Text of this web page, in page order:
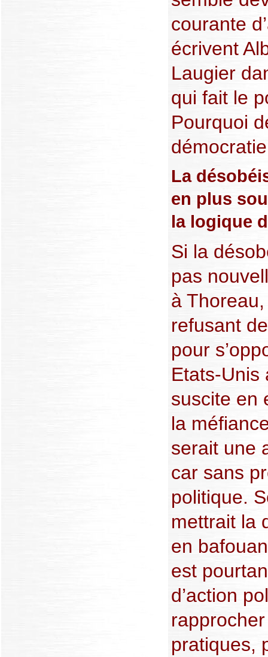
courante
écrivent
Laugier
qui fait le
Pourquoi
La
en plus
la logique
Si la
pas
à
refusant
pour
Etats-Unis
suscite en
la
serait une
car sans
politique.
mettrait la
en
est
d’action
pratiques,